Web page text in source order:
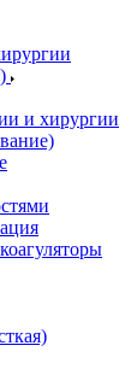
и хирургии